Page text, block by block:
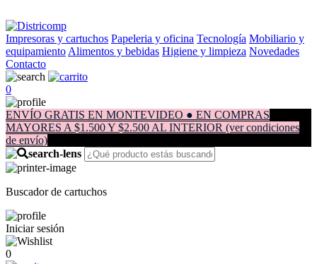
Impresoras y cartuchos Papeleria y oficina Tecnología Mobiliario y
equipamiento Alimentos y bebidas Higiene y limpieza Novedades
Contacto
0
ENVÍO GRATIS EN MONTEVIDEO ● EN COMPRAS
MAYORES A $1.500 Y $2.500 AL INTERIOR (ver condiciones
de envío)
Buscador de cartuchos
Iniciar sesión
0